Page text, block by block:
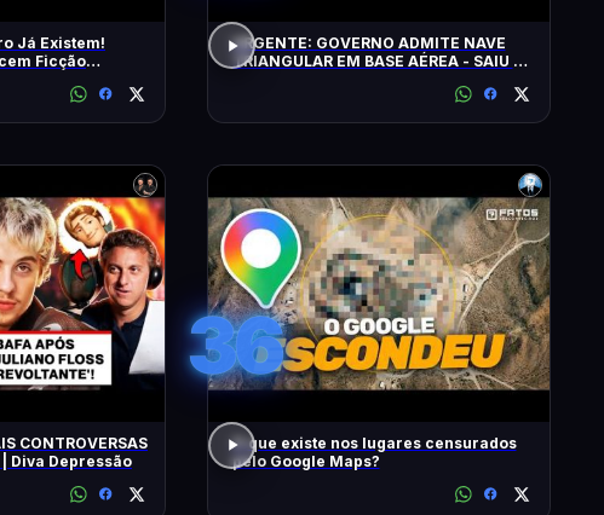
Já Existem!
Ficção
URGENTE: GOVERNO ADMITE NAVE
TRIANGULAR EM BASE AÉREA - SAIU O
CONTROVERSAS
| Diva Depressão
36
O que existe nos lugares censurados
pelo Google Maps?